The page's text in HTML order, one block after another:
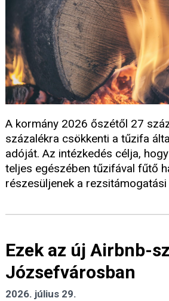
A kormány 2026 őszétől 27
százalékra csökkenti a tűzifa
adóját. Az intézkedés célja,
teljes egészében tűzifával fűtő
részesüljenek a
Ezek az új Airbnb-
Józsefvárosban
2026. július 29.